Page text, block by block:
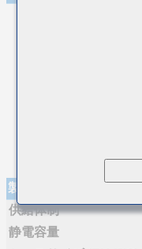
製品仕様
供給体制
静電容量